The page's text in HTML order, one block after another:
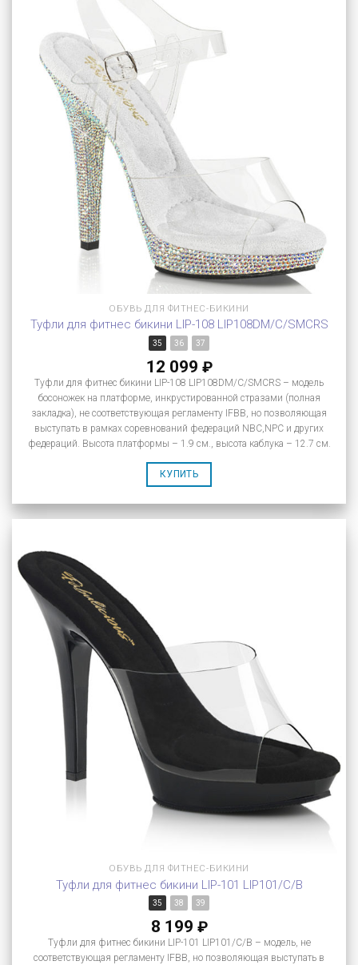
ОБУВЬ ДЛЯ ФИТНЕС-БИКИНИ
Туфли для фитнес бикини LIP-108 LIP108DM/C/SMCRS
35 36 37
12 099 ₽
Туфли для фитнес бикини LIP-108 LIP108DM/C/SMCRS – модель
босоножек на платформе, инкрустированной стразами (полная
закладка), не соответствующая регламенту IFBB, но позволяющая
выступать в рамках соревнований федераций NBC,NPC и других
федераций. Высота платформы – 1.9 см., высота каблука – 12.7 см.
КУПИТЬ
ОБУВЬ ДЛЯ ФИТНЕС-БИКИНИ
Туфли для фитнес бикини LIP-101 LIP101/C/B
35 38 39
8 199 ₽
Туфли для фитнес бикини LIP-101 LIP101/C/B – модель, не
соответствующая регламенту IFBB, но позволяющая выступать в